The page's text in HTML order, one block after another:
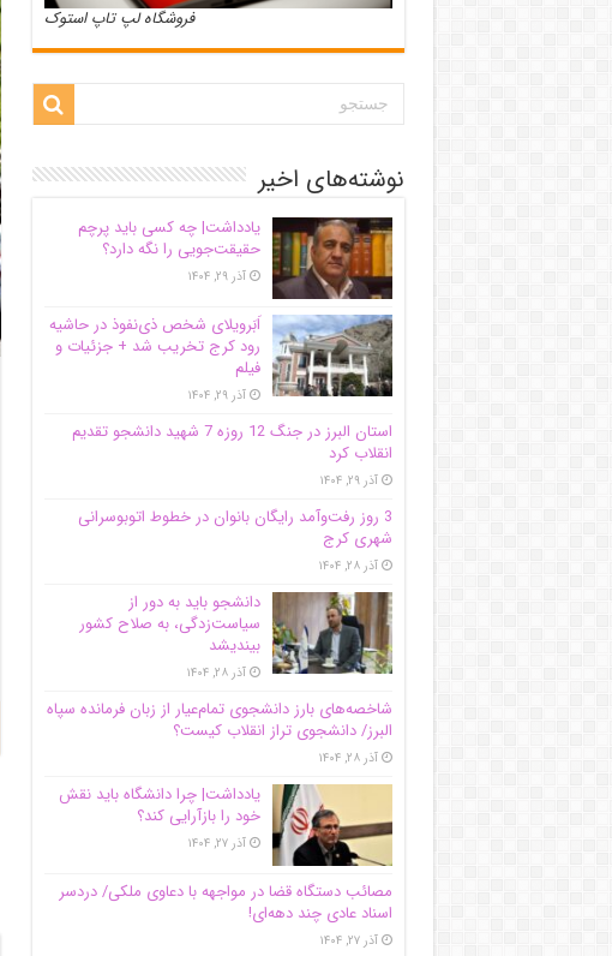
فروشگاه لپ تاپ استوک
نوشته‌های اخیر
یادداشت| ‌چه کسی باید پرچم
حقیقت‌جویی را نگه دارد؟
آذر ۲۹, ۱۴۰۴
اَبَر‌ویلای شخص ذی‌نفوذ در حاشیه‌
رود کرج تخریب شد + جزئیات و
فیلم
آذر ۲۹, ۱۴۰۴
استان البرز در جنگ 12 روزه 7 شهید دانشجو تقدیم
انقلاب کرد
آذر ۲۹, ۱۴۰۴
3 روز رفت‌وآمد رایگان بانوان در خطوط اتوبوسرانی
شهری کرج
آذر ۲۸, ۱۴۰۴
دانشجو باید به دور از
سیاست‌زدگی، به صلاح کشور
بیندیشد
آذر ۲۸, ۱۴۰۴
شاخصه‌های بارز دانشجوی تمام‌عیار از زبان فرمانده سپاه
البرز/ دانشجوی تراز انقلاب کیست؟
آذر ۲۸, ۱۴۰۴
یادداشت| چرا دانشگاه باید نقش
خود را بازآرایی کند؟
آذر ۲۷, ۱۴۰۴
مصائب دستگاه قضا در مواجهه با دعاوی ملکی/ دردسر
اسناد عادی چند‌ دهه‌ای!
آذر ۲۷, ۱۴۰۴